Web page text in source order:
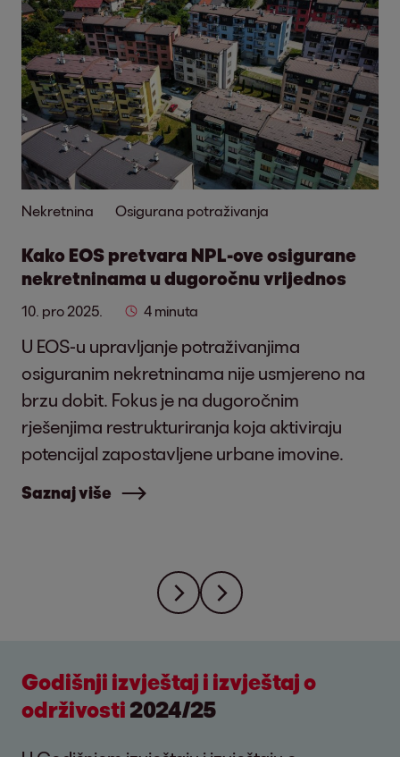
Nekretnina Osigurana potraživanja
Kako EOS pretvara NPL-ove osigurane
nekretninama u dugoročnu vrijednos
10. pro 2025. 4 minuta
U EOS-u upravljanje potraživanjima
osiguranim nekretninama nije usmjereno na
brzu dobit. Fokus je na dugoročnim
rješenjima restrukturiranja koja aktiviraju
potencijal zapostavljene urbane imovine.
Saznaj više
Godišnji izvještaj i izvještaj o
održivosti 2024/25